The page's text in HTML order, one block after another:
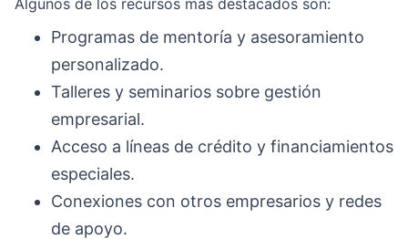
Algunos de los recursos más destacados son:
Programas de mentoría y asesoramiento
personalizado.
Talleres y seminarios sobre gestión
empresarial.
Acceso a líneas de crédito y financiamientos
especiales.
Conexiones con otros empresarios y redes
de apoyo.